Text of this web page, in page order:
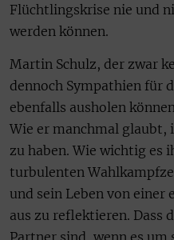
Flüchtlingskrise nie und
werden können.
Martin Schulz, der zwar
dennoch Sympathien für
ebenfalls ausholen
Wie er manchmal glaubt,
zu haben. Wie wichtig es
turbulenten
und sein Leben von einer
aus zu reflektieren. Dass